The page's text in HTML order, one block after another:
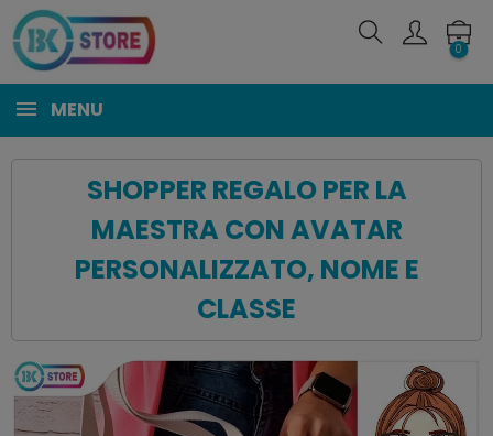
0
MENU
SHOPPER REGALO PER LA
MAESTRA CON AVATAR
PERSONALIZZATO, NOME E
CLASSE